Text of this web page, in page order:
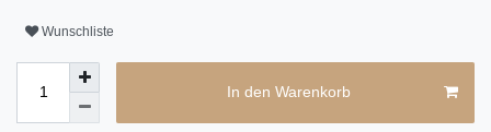
Wunschliste
In den Warenkorb